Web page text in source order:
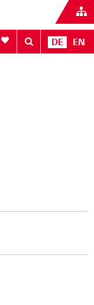
Zur Favoritenliste
DE EN